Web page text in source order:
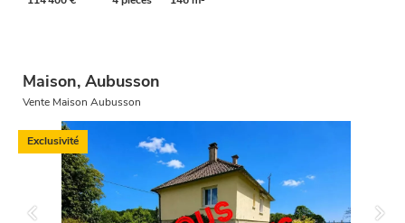
Maison, Aubusson
Vente Maison Aubusson
Exclusivité